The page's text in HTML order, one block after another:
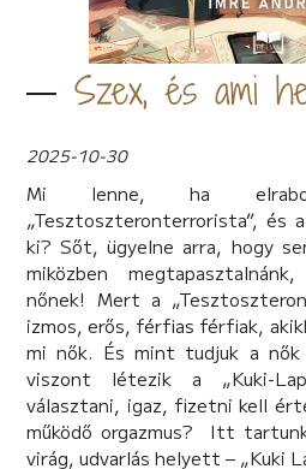
Szex, és ami
2025-10-30
Mi lenne, ha
„Tesztoszteronterrorista”, és
ki? Sőt, ügyelne arra, hogy
miközben
nőnek! Mert a
izmos, erős, férfias férfiak,
mi nők. És mint tudjuk a nők
viszont létezik a „Kuki-
választani, igaz, fizetni kell
működő orgazmus? Itt
virág, udvarlás helyett – „Kuki